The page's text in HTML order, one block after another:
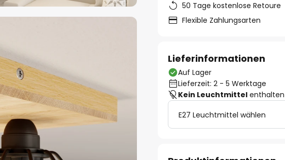
50 Tage kostenlose Retoure
Flexible Zahlungsarten
Lieferinformationen
Auf Lager
Lieferzeit: 2 - 5 Werktage
Kein Leuchtmittel enthalten
E27 Leuchtmittel wählen